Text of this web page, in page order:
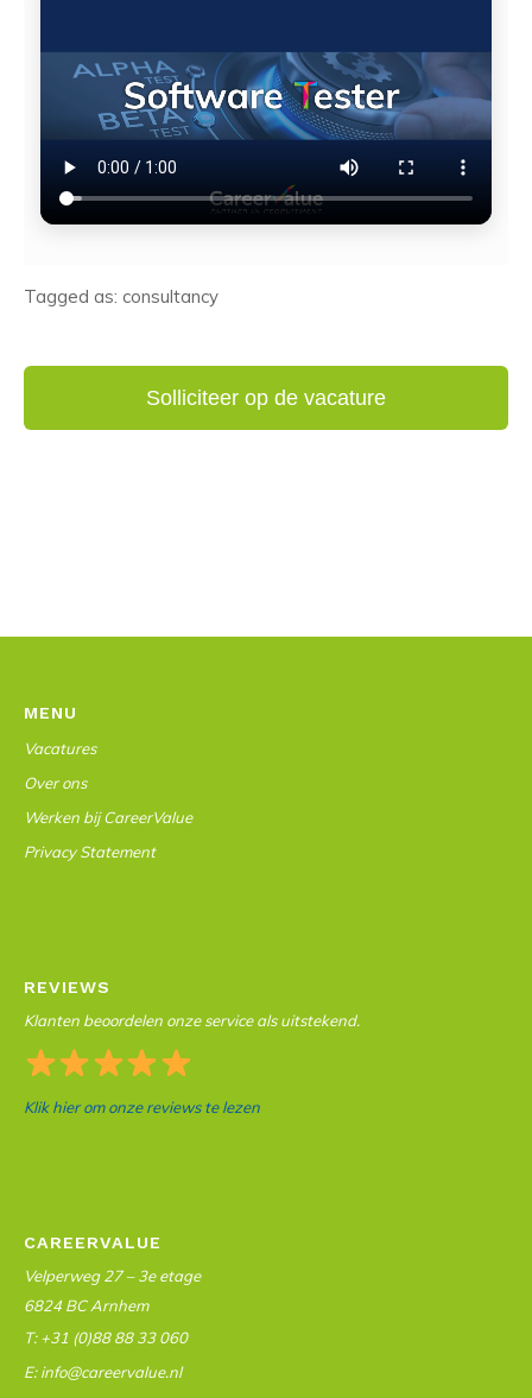
Tagged as: consultancy
MENU
Vacatures
Over ons
Werken bij CareerValue
Privacy Statement
REVIEWS
Klanten beoordelen onze service als uitstekend.
Klik hier om onze reviews te lezen
CAREERVALUE
Velperweg 27 – 3e etage
6824 BC Arnhem
T: +31 (0)88 88 33 060
E: info@careervalue.nl